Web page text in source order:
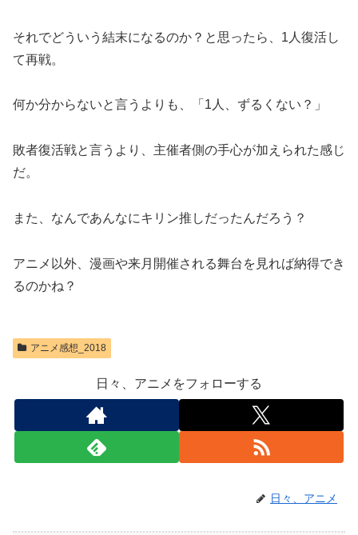
それでどういう結末になるのか？と思ったら、1人復活し
て再戦。
何か分からないと言うよりも、「1人、ずるくない？」
敗者復活戦と言うより、主催者側の手心が加えられた感じ
だ。
また、なんであんなにキリン推しだったんだろう？
アニメ以外、漫画や来月開催される舞台を見れば納得でき
るのかね？
アニメ感想_2018
日々、アニメをフォローする
日々、アニメ